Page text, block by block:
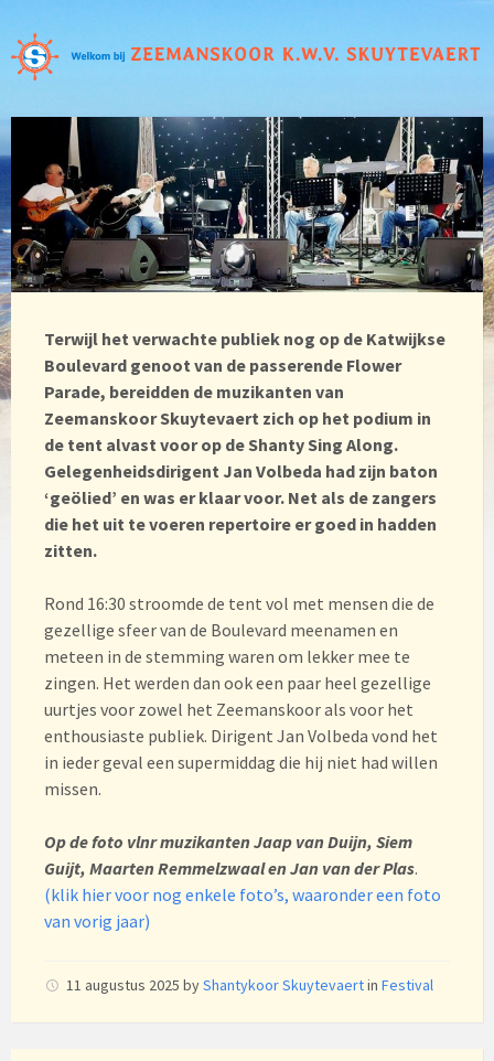
Terwijl het verwachte publiek nog op de Katwijkse
Boulevard genoot van de passerende Flower
Parade, bereidden de muzikanten van
Zeemanskoor Skuytevaert zich op het podium in
de tent alvast voor op de Shanty Sing Along.
Gelegenheidsdirigent Jan Volbeda had zijn baton
‘geölied’ en was er klaar voor. Net als de zangers
die het uit te voeren repertoire er goed in hadden
zitten.
Rond 16:30 stroomde de tent vol met mensen die de
gezellige sfeer van de Boulevard meenamen en
meteen in de stemming waren om lekker mee te
zingen. Het werden dan ook een paar heel gezellige
uurtjes voor zowel het Zeemanskoor als voor het
enthousiaste publiek. Dirigent Jan Volbeda vond het
in ieder geval een supermiddag die hij niet had willen
missen.
Op de foto vlnr muzikanten Jaap van Duijn, Siem
Guijt, Maarten Remmelzwaal en Jan van der Plas.
(klik hier voor nog enkele foto’s, waaronder een foto
van vorig jaar)
11 augustus 2025 byShantykoor Skuytevaertin Festival